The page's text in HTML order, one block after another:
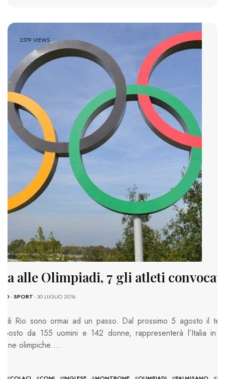
2379 VIEWS
alle Olimpiadi, 7 gli atleti convocati
-SPORT - 30 LUGLIO 2016
di Rio sono ormai ad un passo. Dal prossimo 5 agosto il
da 155 uomini e 142 donne, rappresenterà l’Italia in
olimpiche….